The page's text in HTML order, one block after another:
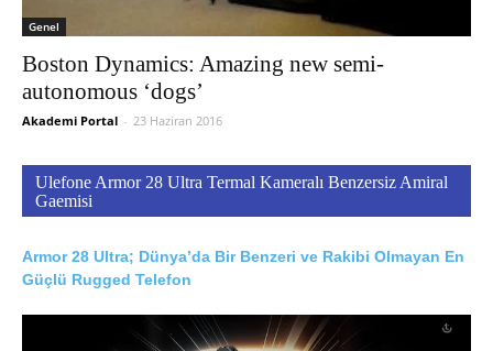
Genel
Boston Dynamics: Amazing new semi-
autonomous ‘dogs’
Akademi Portal - 23 Haziran 2016
Ulefone Armor 28 Ultra Termal Kameralı Benzersiz Amiral
Gaemisi
Armor 28 Ultra; Dünya’da Bir Benzeri ve Rakibi Olmayan En
Güçlü Rugged Telefon